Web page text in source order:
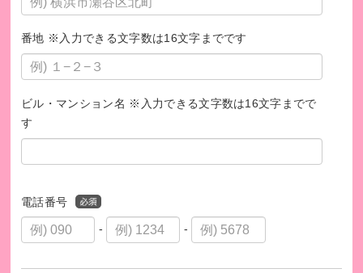
番地 ※入力できる文字数は16文字までです
ビル・マンション名 ※入力できる文字数は16文字までで
す
電話番号
- -